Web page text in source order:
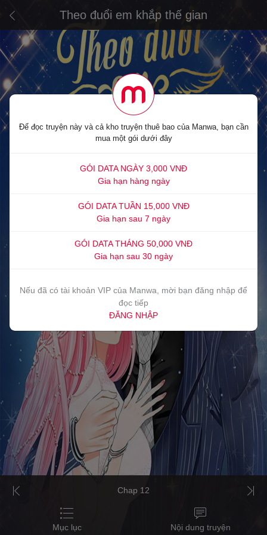
Theo đuổi em khắp thế gian
Chap 12
Mục lục Nội dung truyện
Để đọc truyện này và cả kho truyện thuê bao của Manwa, bạn cần
mua một gói dưới đây
GÓI DATA NGÀY 3,000 VNĐ
Gia hạn hàng ngày
GÓI DATA TUẦN 15,000 VNĐ
Gia hạn sau 7 ngày
GÓI DATA THÁNG 50,000 VNĐ
Gia hạn sau 30 ngày
Nếu đã có tài khoản VIP của Manwa, mời bạn đăng nhập để
đọc tiếp
ĐĂNG NHẬP